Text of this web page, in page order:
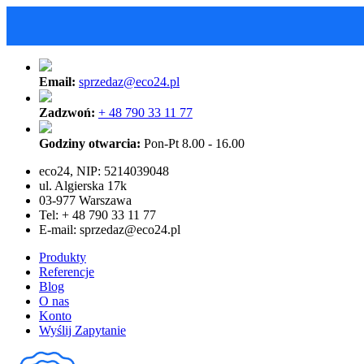
Email: sprzedaz@eco24.pl
Zadzwoń: + 48 790 33 11 77
Godziny otwarcia: Pon-Pt 8.00 - 16.00
eco24, NIP: 5214039048
ul. Algierska 17k
03-977 Warszawa
Tel: + 48 790 33 11 77
E-mail: sprzedaz@eco24.pl
Produkty
Referencje
Blog
O nas
Konto
Wyślij Zapytanie